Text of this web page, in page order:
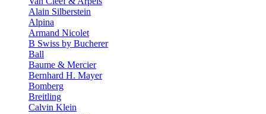
Alain Silberstein
Alpina
Armand Nicolet
B Swiss by Bucherer
Ball
Baume & Mercier
Bernhard H. Mayer
Bomberg
Breitling
Calvin Klein